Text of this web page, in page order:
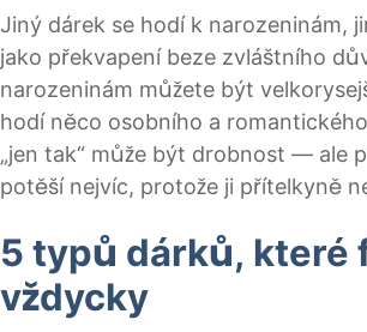
Jiný dárek se hodí k narozeninám,
jako překvapení beze zvláštního
narozeninám můžete být
hodí něco osobního a
„jen tak“ může být drobnost — ale
potěší nejvíc, protože ji přítelkyně
5 typů dárků, které
vždycky